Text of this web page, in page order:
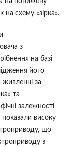
на понижену
схему «зірка».
з
на базі
його
за
та
залежності
показали високу
що
з